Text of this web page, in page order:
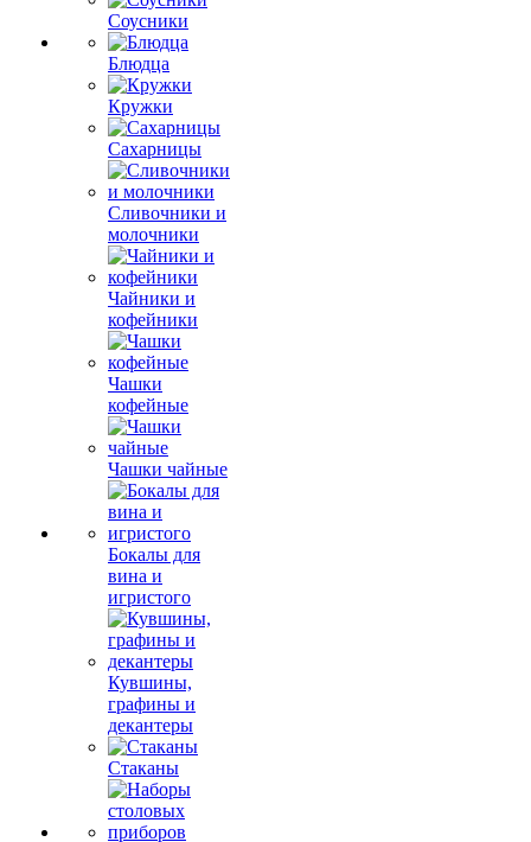
Соусники
Блюдца
Кружки
Сахарницы
Сливочники и
молочники
Чайники и
кофейники
Чашки
кофейные
Чашки чайные
Бокалы для
вина и
игристого
Кувшины,
графины и
декантеры
Стаканы